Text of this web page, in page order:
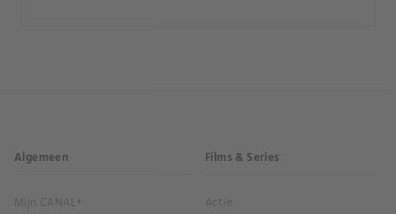
Algemeen
Mijn CANAL+
Films & Series
Actie